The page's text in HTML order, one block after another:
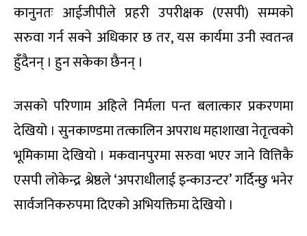
कानुनतः आईजीपीले प्रहरी उपरीक्षक (एसपी) सम्मको
सरुवा गर्न सक्ने अधिकार छ तर, यस कार्यमा उनी स्वतन्त्र
हुँदैनन् । हुन सकेका छैनन् ।
जसको परिणाम अहिले निर्मला पन्त बलात्कार प्रकरणमा
देखियो । सुनकाण्डमा तत्कालिन अपराध महाशाखा नेतृत्वको
भूमिकामा देखियो । मकवानपुरमा सरुवा भएर जाने वित्तिकै
एसपी लोकेन्द्र श्रेष्ठले ‘अपराधीलाई इन्काउन्टर’ गर्दिन्छु भनेर
सार्वजनिकरुपमा दिएको अभियक्तिमा देखियो ।